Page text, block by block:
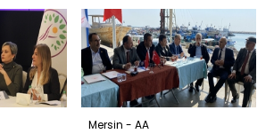
Mersin - AA